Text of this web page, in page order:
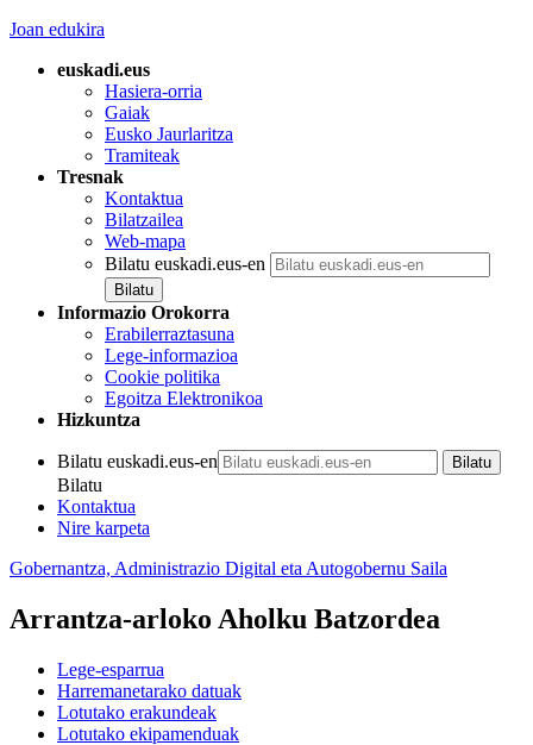
Joan edukira
euskadi.eus
Hasiera-orria
Gaiak
Eusko Jaurlaritza
Tramiteak
Tresnak
Kontaktua
Bilatzailea
Web-mapa
Bilatu euskadi.eus-en
Informazio Orokorra
Erabilerraztasuna
Lege-informazioa
Cookie politika
Egoitza Elektronikoa
Hizkuntza
Bilatu euskadi.eus-en
Bilatu
Kontaktua
Nire karpeta
Gobernantza, Administrazio Digital eta Autogobernu Saila
Arrantza-arloko Aholku Batzordea
Lege-esparrua
Harremanetarako datuak
Lotutako erakundeak
Lotutako ekipamenduak